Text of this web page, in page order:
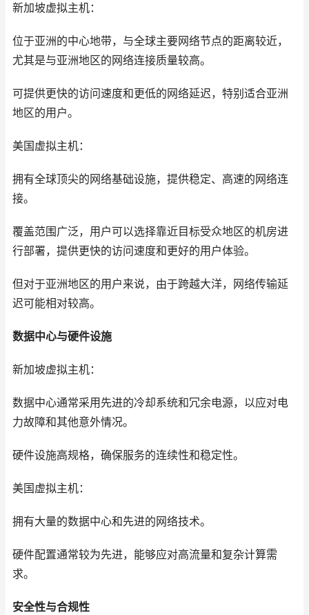
新加坡虚拟主机：
位于亚洲的中心地带，与全球主要网络节点的距离较近，
尤其是与亚洲地区的网络连接质量较高。
可提供更快的访问速度和更低的网络延迟，特别适合亚洲
地区的用户。
美国虚拟主机：
拥有全球顶尖的网络基础设施，提供稳定、高速的网络连
接。
覆盖范围广泛，用户可以选择靠近目标受众地区的机房进
行部署，提供更快的访问速度和更好的用户体验。
但对于亚洲地区的用户来说，由于跨越大洋，网络传输延
迟可能相对较高。
数据中心与硬件设施
新加坡虚拟主机：
数据中心通常采用先进的冷却系统和冗余电源，以应对电
力故障和其他意外情况。
硬件设施高规格，确保服务的连续性和稳定性。
美国虚拟主机：
拥有大量的数据中心和先进的网络技术。
硬件配置通常较为先进，能够应对高流量和复杂计算需
求。
安全性与合规性